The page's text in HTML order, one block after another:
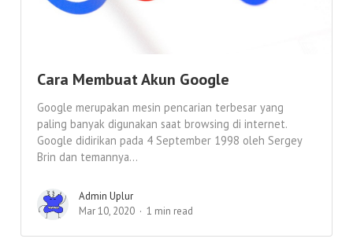
Cara Membuat Akun Google
Google merupakan mesin pencarian terbesar yang
paling banyak digunakan saat browsing di internet.
Google didirikan pada 4 September 1998 oleh Sergey
Brin dan temannya...
Admin Uplur
Mar 10, 2020
1 min read